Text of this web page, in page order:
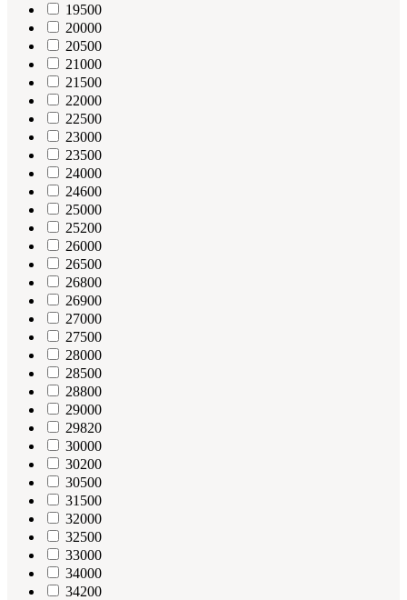
19500
20000
20500
21000
21500
22000
22500
23000
23500
24000
24600
25000
25200
26000
26500
26800
26900
27000
27500
28000
28500
28800
29000
29820
30000
30200
30500
31500
32000
32500
33000
34000
34200